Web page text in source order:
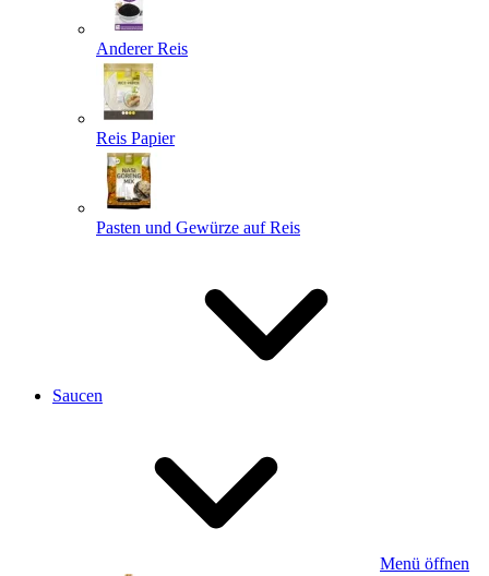
Anderer Reis
Reis Papier
Pasten und Gewürze auf Reis
Saucen
Menü öffnen